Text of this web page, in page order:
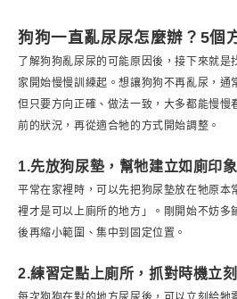
狗狗一直亂尿尿怎麼辦？5個
了解狗狗亂尿尿的可能原因後，接下來就
家開始慢慢訓練起。想讓狗狗不再亂尿，通
但只要方向正確、做法一致，大多都能慢慢
前的狀況，再從適合牠的方式開始調整。
1.先放狗尿墊，幫牠建立如廁印象
平常在家裡時，可以先把狗尿墊放在牠原本
裡才是可以上廁所的地方」。剛開始不妨多
後再縮小範圍、集中到固定位置。
2.練習定點上廁所，抓對時機立